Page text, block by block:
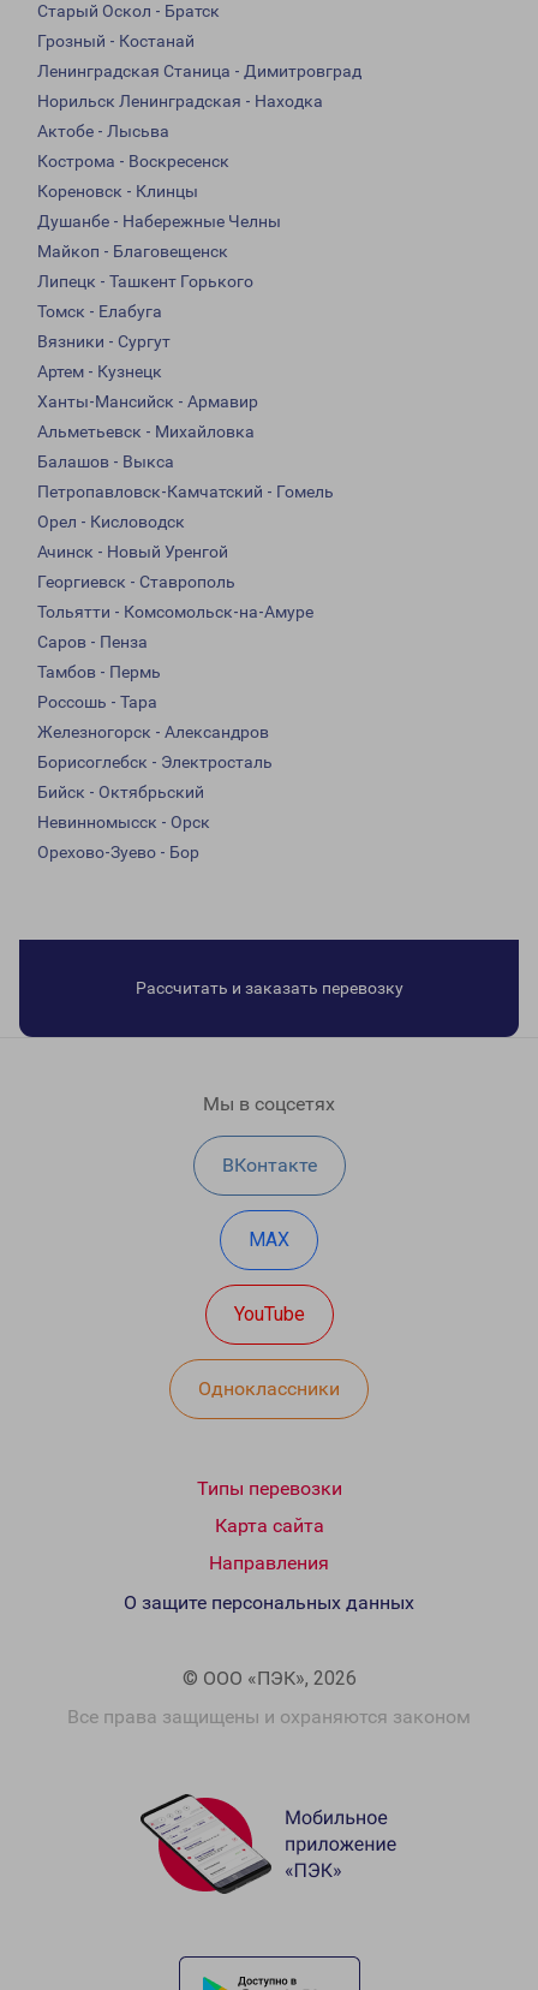
Старый Оскол - Братск
Грозный - Костанай
Ленинградская Станица - Димитровград
Норильск Ленинградская - Находка
Актобе - Лысьва
Кострома - Воскресенск
Кореновск - Клинцы
Душанбе - Набережные Челны
Майкоп - Благовещенск
Липецк - Ташкент Горького
Томск - Елабуга
Вязники - Сургут
Артем - Кузнецк
Ханты-Мансийск - Армавир
Альметьевск - Михайловка
Балашов - Выкса
Петропавловск-Камчатский - Гомель
Орел - Кисловодск
Ачинск - Новый Уренгой
Георгиевск - Ставрополь
Тольятти - Комсомольск-на-Амуре
Саров - Пенза
Тамбов - Пермь
Россошь - Тара
Железногорск - Александров
Борисоглебск - Электросталь
Бийск - Октябрьский
Невинномысск - Орск
Орехово-Зуево - Бор
Рассчитать и заказать перевозку
Мы в соцсетях
ВКонтакте
MAX
YouTube
Одноклассники
Типы перевозки
Карта сайта
Направления
© ООО «ПЭК», 2026
Все права защищены и охраняются законом
О защите персональных данных